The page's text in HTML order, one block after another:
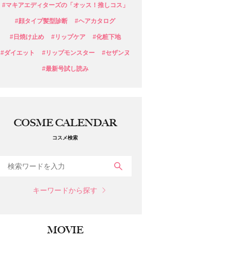
#マキアエディターズの「オッス！推しコス」
#顔タイプ髪型診断 #ヘアカタログ
#日焼け止め #リップケア #化粧下地
#ダイエット #リップモンスター #セザンヌ
#最新号試し読み
COSME CALENDAR
コスメ検索
キーワードから探す
MOVIE